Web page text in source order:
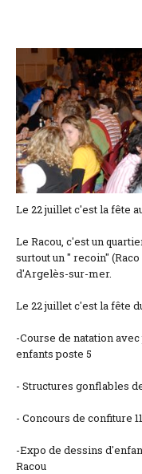
Dienstleistungen
Kontakt
Lage und Zufahrt
Kontaktformular
Dokumentation
Mobilheim und Preise
Campingplatz und
Zimmer pro Nacht
Le 22 juillet c'est la fête
Le Racou, c'est un
surtout un " recoin"
d'Argelès-sur-mer.
Le 22 juillet c'est la fête
-Course de natation
enfants poste 5
- Structures gonflables
- Concours de confiture
-Expo de dessins
Racou